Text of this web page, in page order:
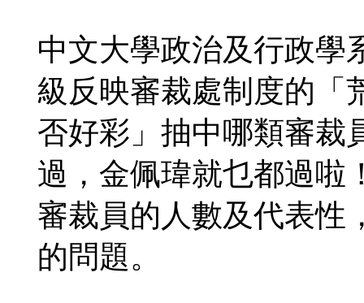
中文大學政治及行政學
級反映審裁處制度的「
否好彩」抽中哪類審裁
過，金佩瑋就乜都過啦
審裁員的人數及代表性
的問題。